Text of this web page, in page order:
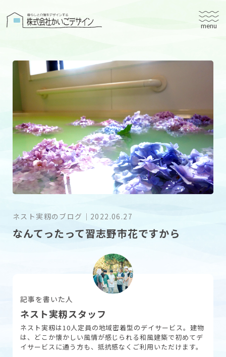
株式会社かいごデザイン
有料老人ホームユタリト
ユタリト船橋
ユタリト市川
デイサービスネスト実籾
建築設計
ブログ
採用情報
ネスト実籾のブログ ｜ 2022.06.27
なんてったって習志野市花ですから
記事を書いた人
ネスト実籾スタッフ
ネスト実籾は10人定員の地域密着型のデイサービス。建物
は、どこか懐かしい風情が感じられる和風建築で初めてデ
イサービスに通う方も、抵抗感なくご利用いただけます。